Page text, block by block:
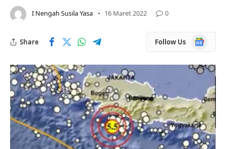
I Nengah Susila Yasa 16 Maret 2022 0
Share Follow Us
Google
News